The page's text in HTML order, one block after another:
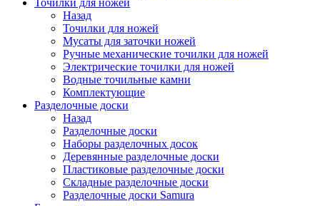
Точилки для ножей
Назад
Точилки для ножей
Мусаты для заточки ножей
Ручные механические точилки для ножей
Электрические точилки для ножей
Водные точильные камни
Комплектующие
Разделочные доски
Назад
Разделочные доски
Наборы разделочных досок
Деревянные разделочные доски
Пластиковые разделочные доски
Складные разделочные доски
Разделочные доски Samura